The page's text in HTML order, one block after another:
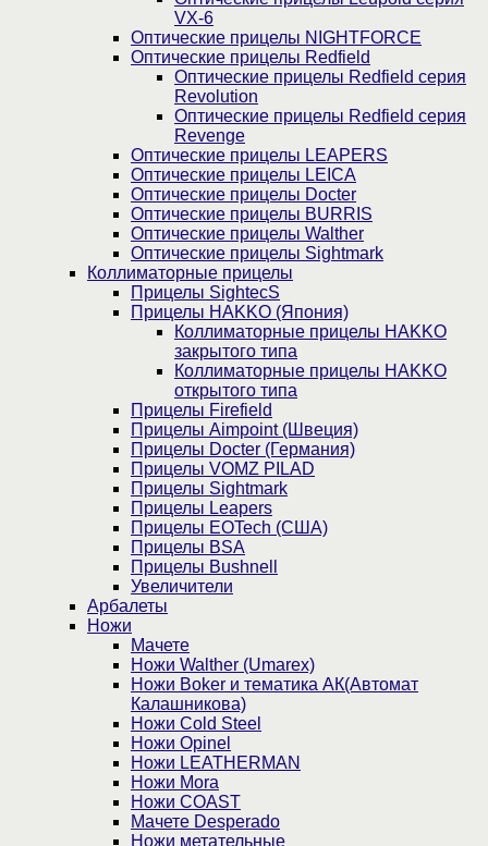
VX-6
Оптические прицелы NIGHTFORCE
Оптические прицелы Redfield
Оптические прицелы Redfield серия
Revolution
Оптические прицелы Redfield серия
Revenge
Оптические прицелы LEAPERS
Оптические прицелы LEICA
Оптические прицелы Docter
Оптические прицелы BURRIS
Оптические прицелы Walther
Оптические прицелы Sightmark
Коллиматорные прицелы
Прицелы SightecS
Прицелы HAKKO (Япония)
Коллиматорные прицелы HAKKO
закрытого типа
Коллиматорные прицелы HAKKO
открытого типа
Прицелы Firefield
Прицелы Aimpoint (Швеция)
Прицелы Docter (Германия)
Прицелы VOMZ PILAD
Прицелы Sightmark
Прицелы Leapers
Прицелы EOTech (США)
Прицелы BSA
Прицелы Bushnell
Увеличители
Арбалеты
Ножи
Мачете
Ножи Walther (Umarex)
Ножи Boker и тематика АК(Автомат
Калашникова)
Ножи Cold Steel
Ножи Opinel
Ножи LEATHERMAN
Ножи Mora
Ножи COAST
Мачете Desperado
Ножи метательные